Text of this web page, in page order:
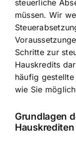
steuerliche
müssen. Wir
Schritte zur
Hauskredits
häufig
wie Sie
Grundlagen
Hauskrediten